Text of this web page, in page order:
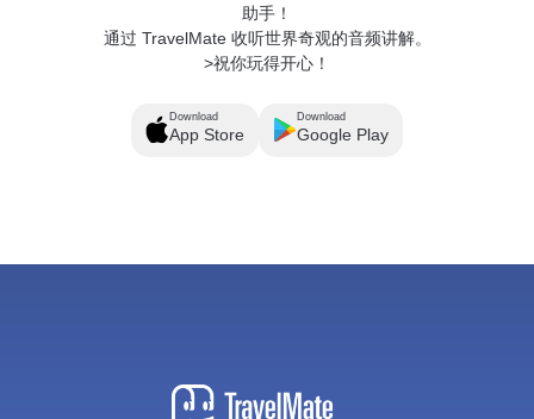
助手！
通过 TravelMate 收听世界奇观的音频讲解。
>祝你玩得开心！
Download
App Store
Download
Google Play